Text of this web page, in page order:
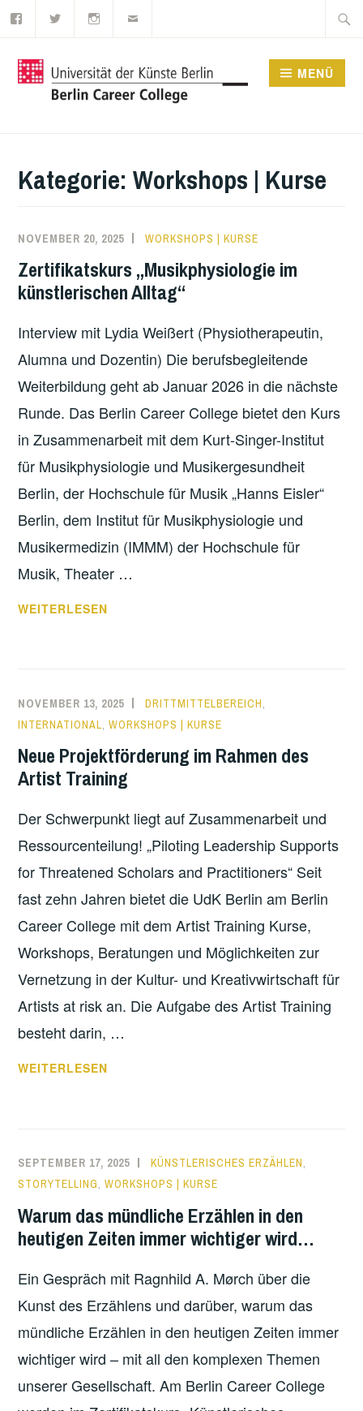
Zum
springen
Suche
COLLEGE
MENÜ
Kategorie:Workshops | Kurse
NOVEMBER 20, 2025 WORKSHOPS | KURSE
Zertifikatskurs „Musikphysiologie im
künstlerischen Alltag“
Interview mit Lydia Weißert (Physiotherapeutin,
Alumna und Dozentin) Die berufsbegleitende
Weiterbildung geht ab Januar 2026 in die nächste
Runde. Das Berlin Career College bietet den Kurs
in Zusammenarbeit mit dem Kurt-Singer-Institut
für Musikphysiologie und Musikergesundheit
Berlin, der Hochschule für Musik „Hanns Eisler“
Berlin, dem Institut für Musikphysiologie und
Musikermedizin (IMMM) der Hochschule für
Musik, Theater …
ZERTIFIKATSKURS
WEITERLESEN
NOVEMBER 13, 2025 DRITTMITTELBEREICH,
INTERNATIONAL,WORKSHOPS | KURSE
Neue Projektförderung im Rahmen des
Artist Training
Der Schwerpunkt liegt auf Zusammenarbeit und
Ressourcenteilung! „Piloting Leadership Supports
for Threatened Scholars and Practitioners“ Seit
fast zehn Jahren bietet die UdK Berlin am Berlin
Career College mit dem Artist Training Kurse,
Workshops, Beratungen und Möglichkeiten zur
Vernetzung in der Kultur- und Kreativwirtschaft für
Artists at risk an. Die Aufgabe des Artist Training
besteht darin, …
NEUE
WEITERLESEN
SEPTEMBER 17, 2025 KÜNSTLERISCHES ERZÄHLEN,
STORYTELLING,WORKSHOPS | KURSE
Warum das mündliche Erzählen in den
heutigen Zeiten immer wichtiger wird…
Ein Gespräch mit Ragnhild A. Mørch über die
Kunst des Erzählens und darüber, warum das
mündliche Erzählen in den heutigen Zeiten immer
wichtiger wird – mit all den komplexen Themen
unserer Gesellschaft. Am Berlin Career College